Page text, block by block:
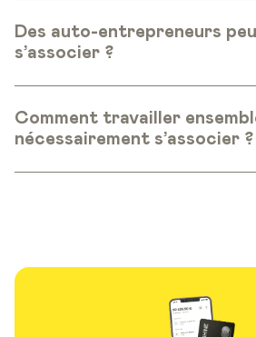
Des auto-entrepreneurs
s’associer ?
Comment travailler
nécessairement s’associer ?